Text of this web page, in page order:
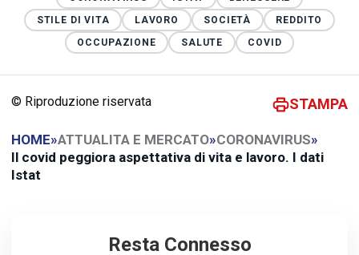
STILE DI VITA
LAVORO SOCIETÀ
REDDITO
OCCUPAZIONE
SALUTE COVID
© Riproduzione riservata STAMPA
HOME»ATTUALITA E MERCATO»CORONAVIRUS»
Il covid peggiora aspettativa di vita e lavoro. I dati
Istat
Resta Connesso